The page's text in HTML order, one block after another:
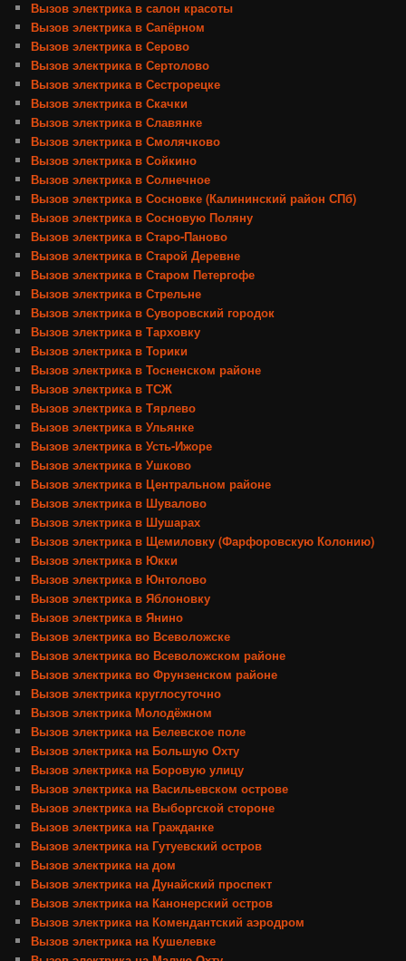
Вызов электрика в салон красоты
Вызов электрика в Сапёрном
Вызов электрика в Серово
Вызов электрика в Сертолово
Вызов электрика в Сестрорецке
Вызов электрика в Скачки
Вызов электрика в Славянке
Вызов электрика в Смолячково
Вызов электрика в Сойкино
Вызов электрика в Солнечное
Вызов электрика в Сосновке (Калининский район СПб)
Вызов электрика в Сосновую Поляну
Вызов электрика в Старо-Паново
Вызов электрика в Старой Деревне
Вызов электрика в Старом Петергофе
Вызов электрика в Стрельне
Вызов электрика в Суворовский городок
Вызов электрика в Тарховку
Вызов электрика в Торики
Вызов электрика в Тосненском районе
Вызов электрика в ТСЖ
Вызов электрика в Тярлево
Вызов электрика в Ульянке
Вызов электрика в Усть-Ижоре
Вызов электрика в Ушково
Вызов электрика в Центральном районе
Вызов электрика в Шувалово
Вызов электрика в Шушарах
Вызов электрика в Щемиловку (Фарфоровскую Колонию)
Вызов электрика в Юкки
Вызов электрика в Юнтолово
Вызов электрика в Яблоновку
Вызов электрика в Янино
Вызов электрика во Всеволожске
Вызов электрика во Всеволожском районе
Вызов электрика во Фрунзенском районе
Вызов электрика круглосуточно
Вызов электрика Молодёжном
Вызов электрика на Белевское поле
Вызов электрика на Большую Охту
Вызов электрика на Боровую улицу
Вызов электрика на Васильевском острове
Вызов электрика на Выборгской стороне
Вызов электрика на Гражданке
Вызов электрика на Гутуевский остров
Вызов электрика на дом
Вызов электрика на Дунайский проспект
Вызов электрика на Канонерский остров
Вызов электрика на Комендантский аэродром
Вызов электрика на Кушелевке